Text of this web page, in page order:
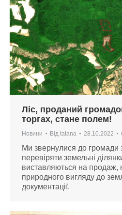
Ліс, проданий
торгах, стане полем!
Новини Від tatana 28.10.2022
Ми звернулися до
перевіряти земельні
виставляються на продаж,
природного вигляду до
документації.